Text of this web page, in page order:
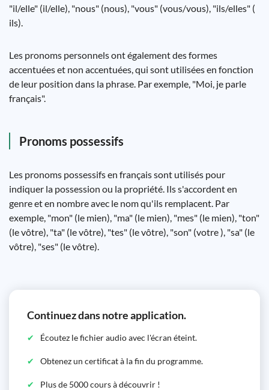
"il/elle" (il/elle), "nous" (nous), "vous" (vous/vous), "ils/elles" (
ils).
Les pronoms personnels ont également des formes
accentuées et non accentuées, qui sont utilisées en fonction
de leur position dans la phrase. Par exemple, "Moi, je parle
français".
Pronoms possessifs
Les pronoms possessifs en français sont utilisés pour
indiquer la possession ou la propriété. Ils s'accordent en
genre et en nombre avec le nom qu'ils remplacent. Par
exemple, "mon" (le mien), "ma" (le mien), "mes" (le mien), "ton"
(le vôtre), "ta" (le vôtre), "tes" (le vôtre), "son" (votre ), "sa" (le
vôtre), "ses" (le vôtre).
Continuez dans notre application.
Écoutez le fichier audio avec l'écran éteint.
Obtenez un certificat à la fin du programme.
Plus de 5000 cours à découvrir !